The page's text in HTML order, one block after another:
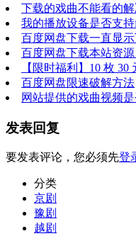
下载的戏曲不能看的
我的播放设备是否支
百度网盘下载一直显
百度网盘下载本站资源
【限时福利】10 枚
百度网盘限速破解方法
网站提供的戏曲视频
发表回复
要发表评论，您必须先登
分类
京剧
豫剧
越剧